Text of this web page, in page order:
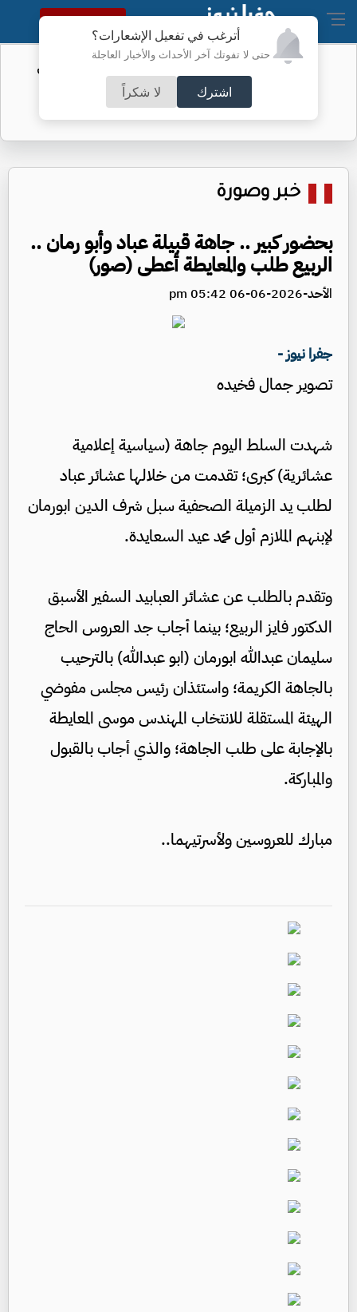
أترغب في تفعيل الإشعارات؟
حتى لا تفوتك آخر الأحداث والأخبار العاجلة
اشترك لا شكراً
النسخة الكاملة
الفيفا يحول مستحقات الأردن المالية من
كأس العرب
خبر وصورة
بحضور كبير .. جاهة قبيلة عباد وأبو رمان ..
الربيع طلب والمعايطة أعطى (صور)
الأحد-2026-06-06 05:42 pm
جفرا نيوز -
تصوير جمال فخيده
شهدت السلط اليوم جاهة (سياسية إعلامية
عشائرية) كبرى؛ تقدمت من خلالها عشائر عباد
لطلب يد الزميلة الصحفية سبل شرف الدين ابورمان
لإبنهم الملازم أول محمد عيد السعايدة.
وتقدم بالطلب عن عشائر العبابيد السفير الأسبق
الدكتور فايز الربيع؛ بينما أجاب جد العروس الحاج
سليمان عبدالله ابورمان (ابو عبدالله) بالترحيب
بالجاهة الكريمة؛ واستئذان رئيس مجلس مفوضي
الهيئة المستقلة للانتخاب المهندس موسى المعايطة
بالإجابة على طلب الجاهة؛ والذي أجاب بالقبول
والمباركة.
مبارك للعروسين ولأسرتيهما..